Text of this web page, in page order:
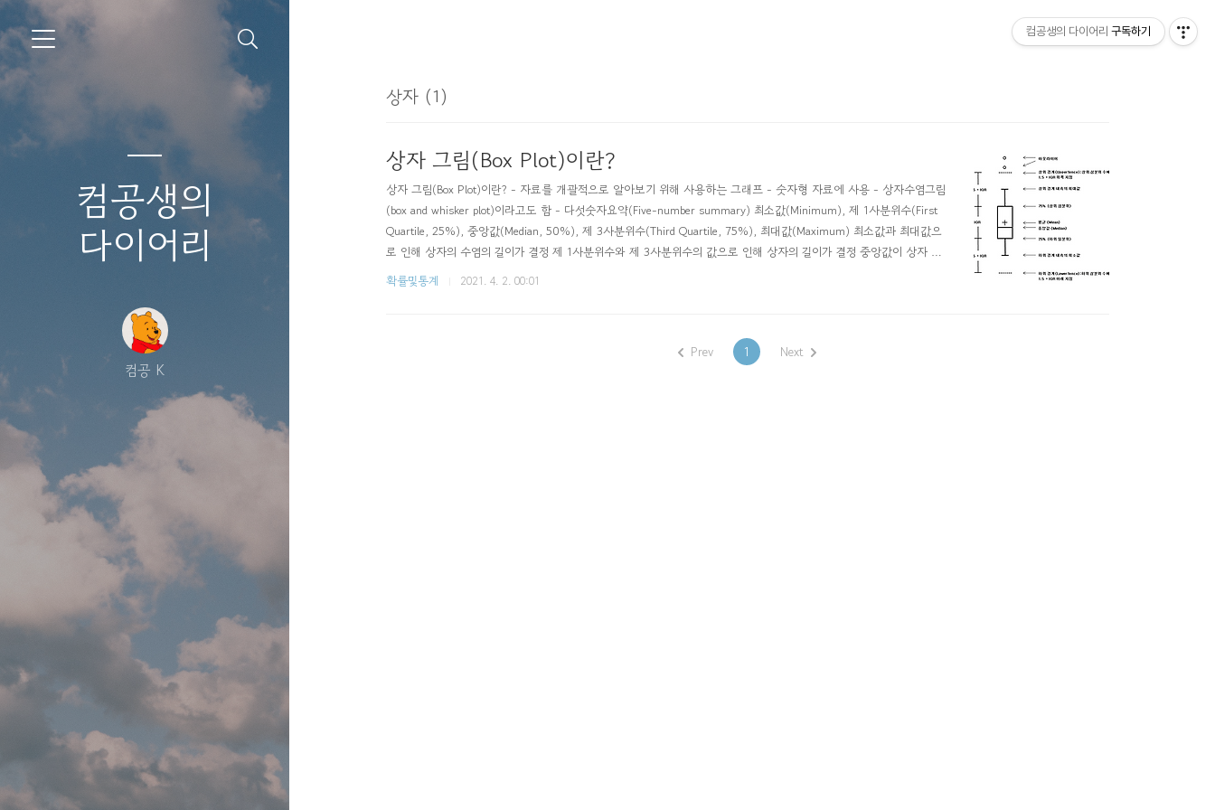
컴공생의
다이어리
컴공 K
상자 (1)
상자 그림(Box Plot)이란?
상자 그림(Box Plot)이란? - 자료를 개괄적으로 알아보기 위해 사용하는 그래프 - 숫자형 자료에 사용 - 상자수염그림
(box and whisker plot)이라고도 함 - 다섯숫자요약(Five-number summary) 최소값(Minimum), 제 1사분위수(First
Quartile, 25%), 중앙값(Median, 50%), 제 3사분위수(Third Quartile, 75%), 최대값(Maximum) 최소값과 최대값으
로 인해 상자의 수염의 길이가 결정 제 1사분위수와 제 3사분위수의 값으로 인해 상자의 길이가 결정 중앙값이 상자 가
운데 선의 위치를 결정 - 장점 : 전체적인 분포를 알 수 있으며, 잠재적 이상치(Outlier)를 구분 가능 - 작성법 크기순 재
확률및통계 2021. 4. 2. 00:01
Prev 1 Next
컴공생의 다이어리 구독하기